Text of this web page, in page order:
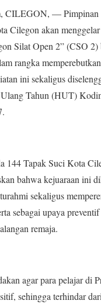
CILEGON, — Pimpinan
Cilegon akan
Silat Open 2” (CSO 2)
rangka
ini sekaligus
Tahun (HUT)
144 Tapak Suci Kota
bahwa kejuaraan ini
sekaligus
sebagai upaya
remaja.
agar para pelajar di
sehingga terhindar